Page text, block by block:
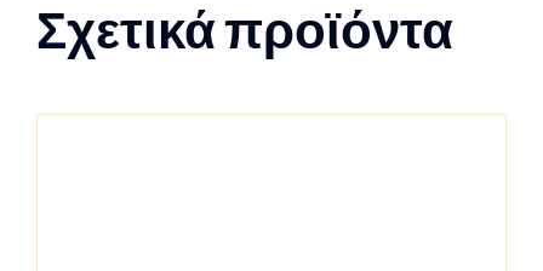
Σχετικά προϊόντα